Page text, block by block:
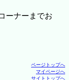
ーナーまでお
ページトップへ
マイページへ
サイトトップへ